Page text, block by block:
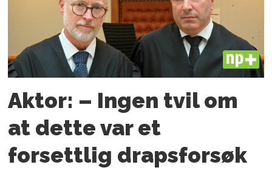
PLUS
Aktor: – Ingen tvil om
at dette var et
forsettlig drapsforsøk